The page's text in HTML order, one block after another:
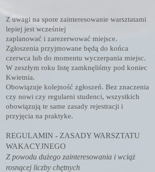
Z uwagi na spore zainteresowanie warsztatami
lepiej jest wcześniej
zaplanować i zarezerwować miejsce.
Zgłoszenia przyjmowane będą do końca
czerwca lub do momentu wyczerpania miejsc.
W zeszłym roku listę zamknęliśmy pod koniec
Kwietnia.
Obowiązuje kolejność zgłoszeń. Bez znaczenia
czy nowi czy regularni studenci, wszystkich
obowiązują te same zasady rejestracji i
przyjęcia na praktyke.
REGULAMIN - ZASADY WARSZTATU
WAKACYJNEGO
Z powodu dużego zainteresowania i wciąż
rosnącej liczby chętnych